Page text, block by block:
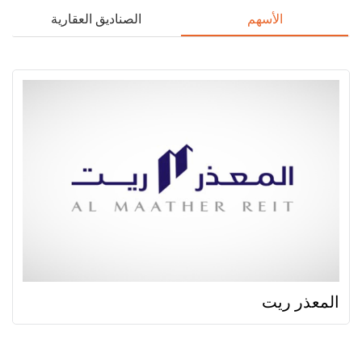
الأسهم الصناديق العقارية
المعذر ريت